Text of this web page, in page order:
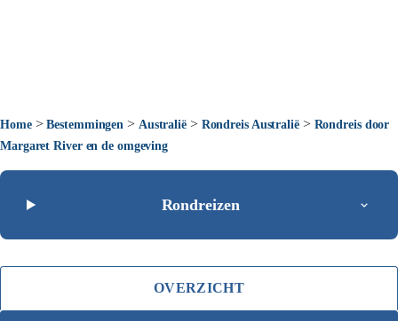
Home>Bestemmingen > Australië> Rondreis Australië> Rondreis door
Margaret River en de omgeving
Rondreizen
OVERZICHT